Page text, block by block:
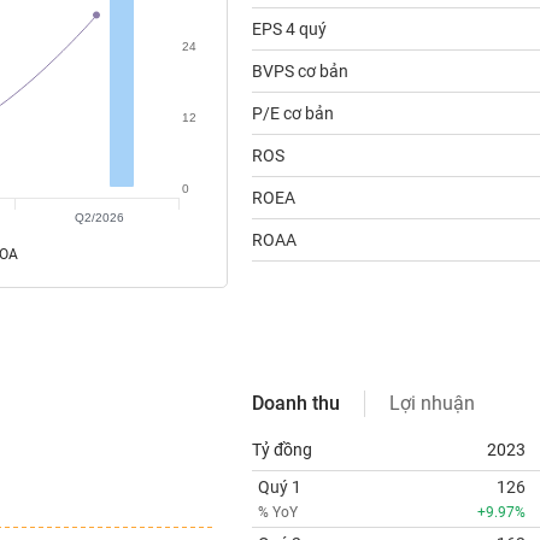
0
12
24
Q2/2026
EPS 4 quý
BVPS cơ bản
P/E cơ bản
ROS
ROEA
ROAA
Doanh thu Lợi nhuận
Tỷ đồng 2023
Quý 1
% YoY
126
+9.97%